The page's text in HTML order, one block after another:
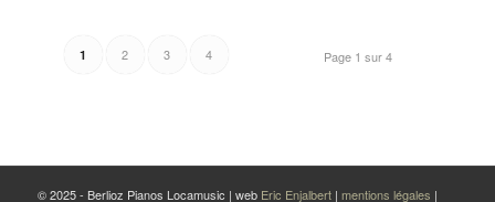
Page 1 sur 4
1 2 3 4
© 2025 - Berlioz Pianos Locamusic | web Eric Enjalbert| mentions légales |